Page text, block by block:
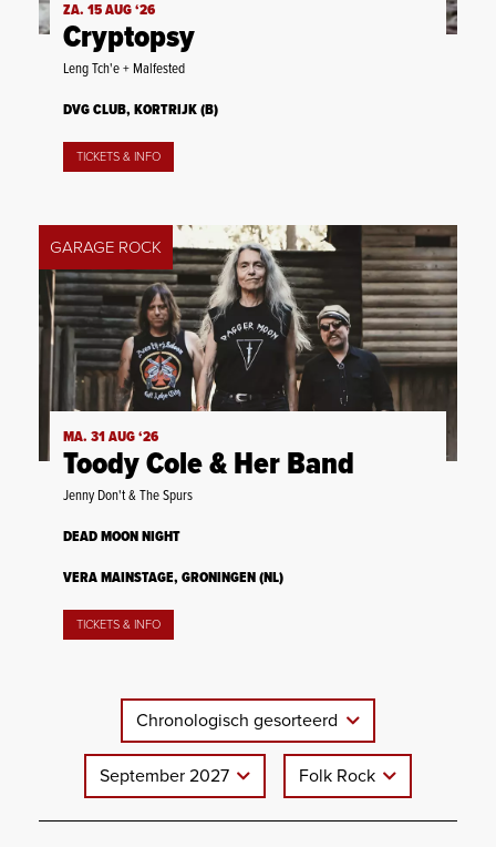
ZA. 15 AUG ‘26
Cryptopsy
Leng Tch'e + Malfested
DVG CLUB, KORTRIJK (B)
TICKETS & INFO
GARAGE ROCK
MA. 31 AUG ‘26
Toody Cole & Her Band
Jenny Don't & The Spurs
DEAD MOON NIGHT
VERA MAINSTAGE, GRONINGEN (NL)
TICKETS & INFO
Chronologisch gesorteerd
September 2027 Folk Rock